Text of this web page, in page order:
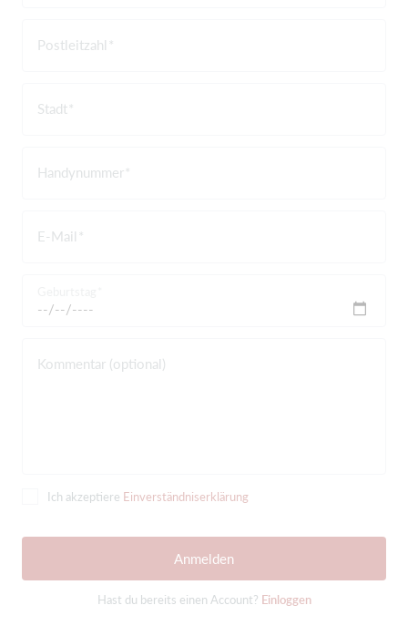
Postleitzahl
Stadt
Handynummer
E-Mail
Kommentar (optional)
Ich akzeptiere Einverständniserklärung
Anmelden
Hast du bereits einen Account? Einloggen